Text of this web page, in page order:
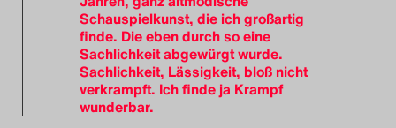
Schauspielkunst, die ich großartig
finde. Die eben durch so eine
Sachlichkeit abgewürgt wurde.
Sachlichkeit, Lässigkeit, bloß nicht
verkrampft. Ich finde ja Krampf
wunderbar.